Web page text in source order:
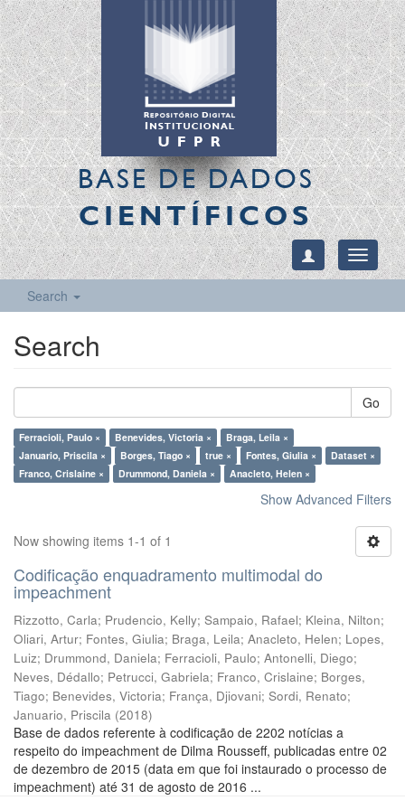
BASE DE DADOS
CIENTÍFICOS
Toggle
Search
Search
Go
Ferracioli, Paulo × Benevides, Victoria ×
Braga, Leila ×
Januario, Priscila ×
Borges, Tiago × true × Fontes, Giulia ×
Dataset ×
Franco, Crislaine ×
Drummond, Daniela × Anacleto, Helen ×
Show Advanced Filters
Now showing items 1-1 of 1
Codificação enquadramento multimodal do
impeachment
Rizzotto, Carla; Prudencio, Kelly; Sampaio, Rafael; Kleina, Nilton;
Oliari, Artur; Fontes, Giulia; Braga, Leila; Anacleto, Helen; Lopes,
Luiz; Drummond, Daniela; Ferracioli, Paulo; Antonelli, Diego;
Neves, Dédallo; Petrucci, Gabriela; Franco, Crislaine; Borges,
Tiago; Benevides, Victoria; França, Djiovani; Sordi, Renato;
Januario, Priscila (2018)
Base de dados referente à codificação de 2202 notícias a
respeito do impeachment de Dilma Rousseff, publicadas entre 02
de dezembro de 2015 (data em que foi instaurado o processo de
impeachment) até 31 de agosto de 2016 ...